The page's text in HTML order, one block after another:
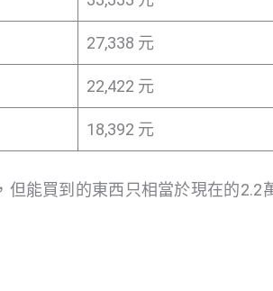
27,338 元
22,422 元
18,392 元
但能買到的東西只相當於現在的2.2